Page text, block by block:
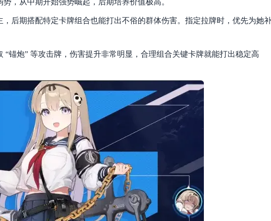
，从中期开始强势崛起，后期培养价值极高。
后期搭配特定卡牌组合也能打出不俗的群体伤害。指定拉牌时，优先为她
“锚炮” 等攻击牌，伤害提升非常明显，合理组合关键卡牌就能打出稳定高